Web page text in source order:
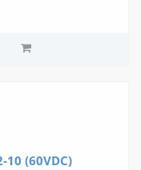
10 (60VDC)